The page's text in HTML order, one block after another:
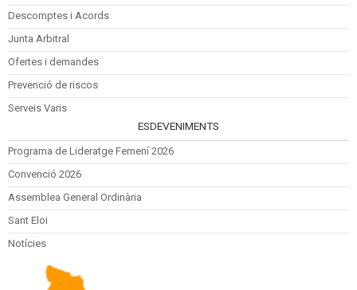
Descomptes i Acords
Junta Arbitral
Ofertes i demandes
Prevenció de riscos
Serveis Varis
ESDEVENIMENTS
Programa de Lideratge Femení 2026
Convenció 2026
Assemblea General Ordinària
Sant Eloi
Notícies